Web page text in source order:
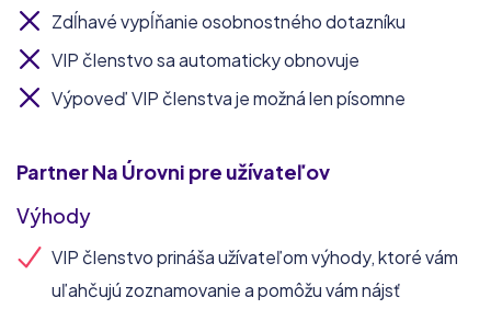
Zdĺhavé vypĺňanie osobnostného dotazníku
VIP členstvo sa automaticky obnovuje
Výpoveď VIP členstva je možná len písomne
Partner Na Úrovni pre užívateľov
Výhody
VIP členstvo prináša užívateľom výhody, ktoré vám
uľahčujú zoznamovanie a pomôžu vám nájsť